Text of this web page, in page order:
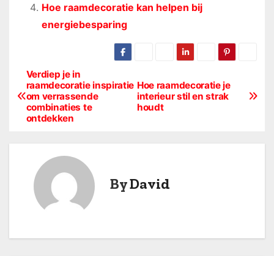
Hoe raamdecoratie kan helpen bij
energiebesparing
B
e
Hoe raamdecoratie je
interieur stil en strak
houdt
Verdiep je in
raamdecoratie inspiratie
om verrassende
combinaties te
ontdekken
ByDavid